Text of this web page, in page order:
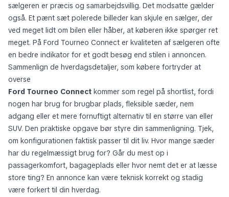
sælgeren er præcis og samarbejdsvillig. Det modsatte gælder
også. Et pænt sæt polerede billeder kan skjule en sælger, der
ved meget lidt om bilen eller håber, at køberen ikke spørger ret
meget. På Ford Tourneo Connect er kvaliteten af sælgeren ofte
en bedre indikator for et godt besøg end stilen i annoncen.
Sammenlign de hverdagsdetaljer, som købere fortryder at
overse
Ford Tourneo Connect kommer som regel på shortlist, fordi
nogen har brug for brugbar plads, fleksible sæder, nem
adgang eller et mere fornuftigt alternativ til en større van eller
SUV. Den praktiske opgave bør styre din sammenligning. Tjek,
om konfigurationen faktisk passer til dit liv. Hvor mange sæder
har du regelmæssigt brug for? Går du mest op i
passagerkomfort, bagageplads eller hvor nemt det er at læsse
store ting? En annonce kan være teknisk korrekt og stadig
være forkert til din hverdag.